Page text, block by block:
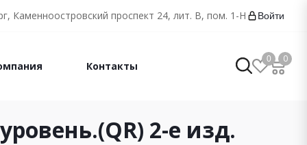
Каменноостровский проспект 24, лит. В, пом. 1-Н Войти
Контакты
0 0
2-е изд.